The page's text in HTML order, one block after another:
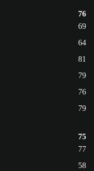
76
69
64
81
79
76
79
75
77
58